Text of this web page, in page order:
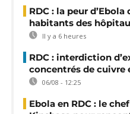
RDC : la peur
habitants des
Il y a 6 heures
RDC : interdiction
concentrés de cuivre
06/08 - 12:25
Ebola en RDC : le